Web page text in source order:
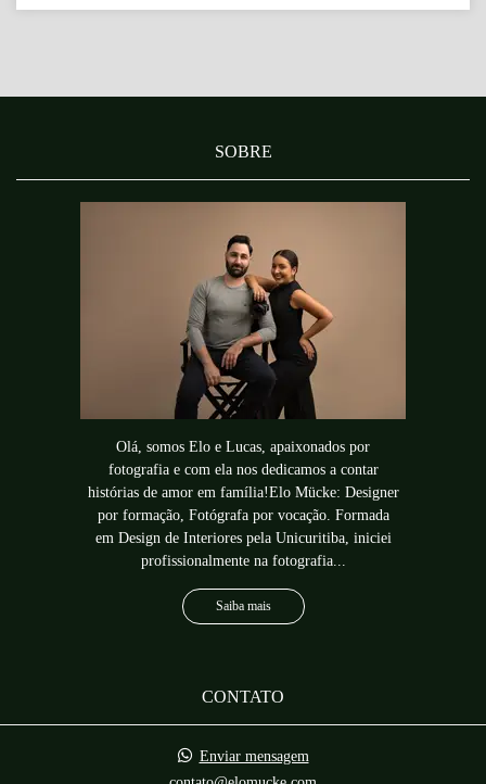
SOBRE
Olá, somos Elo e Lucas, apaixonados por
fotografia e com ela nos dedicamos a contar
histórias de amor em família!Elo Mücke: Designer
por formação, Fotógrafa por vocação. Formada
em Design de Interiores pela Unicuritiba, iniciei
profissionalmente na fotografia...
Saiba mais
CONTATO
Enviar mensagem